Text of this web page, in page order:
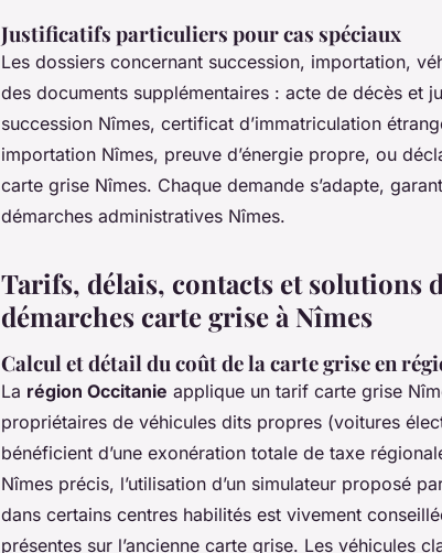
Justificatifs particuliers pour cas spéciaux
Les dossiers concernant succession, importation,
des documents supplémentaires : acte de décès et
succession Nîmes, certificat d’immatriculation
importation Nîmes, preuve d’énergie propre, ou
carte grise Nîmes. Chaque demande s’adapte,
démarches administratives Nîmes.
Tarifs, délais, contacts et solutions
démarches carte grise à Nîmes
Calcul et détail du coût de la carte grise en
La région Occitanie applique un tarif carte grise
propriétaires de véhicules dits propres (voitures
bénéficient d’une exonération totale de taxe
Nîmes précis, l’utilisation d’un simulateur proposé
dans certains centres habilités est vivement
présentes sur l’ancienne carte grise. Les véhicules